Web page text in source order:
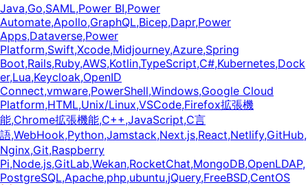
Java,Go,SAML,Power BI,Power
Automate,Apollo,GraphQL,Bicep,Dapr,Power
Apps,Dataverse,Power
Platform,Swift,Xcode,Midjourney,Azure,Spring
Boot,Rails,Ruby,AWS,Kotlin,TypeScript,C#,Kubernetes,Dock
er,Lua,Keycloak,OpenID
Connect,vmware,PowerShell,Windows,Google Cloud
Platform,HTML,Unix/Linux,VSCode,Firefox拡張機
能,Chrome拡張機能,C++,JavaScript,C言
語,WebHook,Python,Jamstack,Next.js,React,Netlify,GitHub,
Nginx,Git,Raspberry
Pi,Node.js,GitLab,Wekan,RocketChat,MongoDB,OpenLDAP,
PostgreSQL,Apache,php,ubuntu,jQuery,FreeBSD,CentOS